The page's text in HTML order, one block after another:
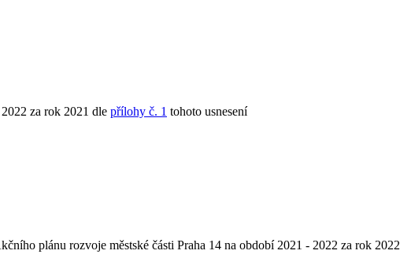
za rok 2021 dle přílohy č. 1 tohoto usnesení
plánu rozvoje městské části Praha 14 na období 2021 - 2022 za rok 2022